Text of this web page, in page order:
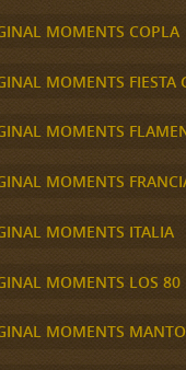
MOMENTS COPLA
MOMENTS FIESTA
MOMENTS
MOMENTS
MOMENTS ITALIA
MOMENTS LOS 80
MOMENTS